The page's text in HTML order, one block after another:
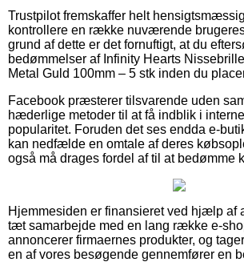
Trustpilot fremskaffer helt
kontrollere en række nuværende
grund af dette er det fornuftigt, at du
bedømmelser af Infinity Hearts
Metal Guld 100mm – 5 stk inden du
Facebook præsterer tilsvarende uden
hæderlige metoder til at få indblik i
popularitet. Foruden det ses endda e-
kan nedfælde en omtale af deres
også må drages fordel af til at bedømme
Hjemmesiden er finansieret ved hjælp af
tæt samarbejde med en lang række e-
annoncerer firmaernes produkter, og
en af vores besøgende gennemfører en